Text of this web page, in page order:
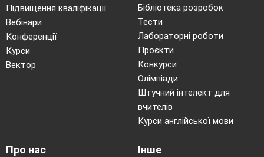
Підвищення кваліфікації
Вебінари
Конференції
Курси
Вектор
Бібліотека розробок
Тести
Лабораторні роботи
Проєкти
Конкурси
Олімпіади
Штучний інтелект для
вчителів
Курси англійської мови
Про нас Інше